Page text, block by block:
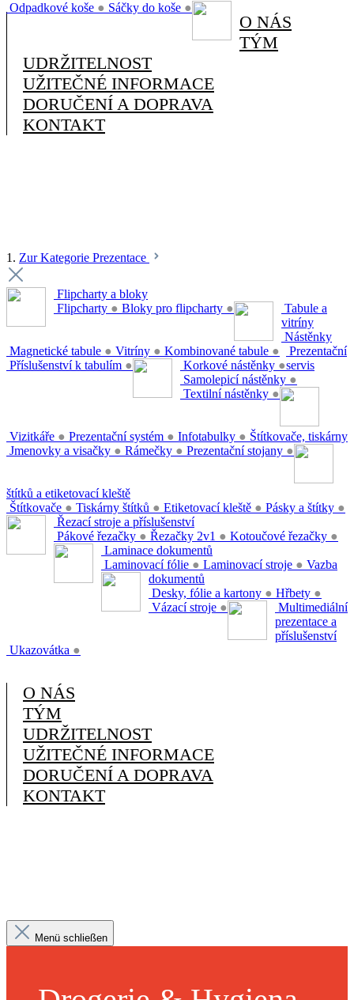
Odpadkové koše ● Sáčky do koše ●
O NÁS
TÝM
UDRŽITELNOST
UŽITEČNÉ INFORMACE
DORUČENÍ A DOPRAVA
KONTAKT
1. Zur Kategorie Prezentace
Flipcharty a bloky
Flipcharty ● Bloky pro flipcharty ●
Tabule a
vitríny
Magnetické tabule ● Vitríny ● Kombinované tabule ●
Příslušenství k tabulím ●
Nástěnky
Korkové nástěnky ●
Samolepicí nástěnky ●
Textilní nástěnky ●
Prezentační
servis
Vizitkáře ● Prezentační systém ● Infotabulky ●
Jmenovky a visačky ● Rámečky ● Prezentační stojany ●
Štítkovače, tiskárny
štítků a etiketovací kleště
Štítkovače ● Tiskárny štítků ● Etiketovací kleště ● Pásky a štítky ●
Řezací stroje a příslušenství
Pákové řezačky ● Řezačky 2v1 ● Kotoučové řezačky ●
Laminace dokumentů
Laminovací fólie ● Laminovací stroje ● Vazba
dokumentů
Desky, fólie a kartony ● Hřbety ●
Vázací stroje ●
Multimediální
prezentace a
příslušenství
Ukazovátka ●
O NÁS
TÝM
UDRŽITELNOST
UŽITEČNÉ INFORMACE
DORUČENÍ A DOPRAVA
KONTAKT
Menü schließen